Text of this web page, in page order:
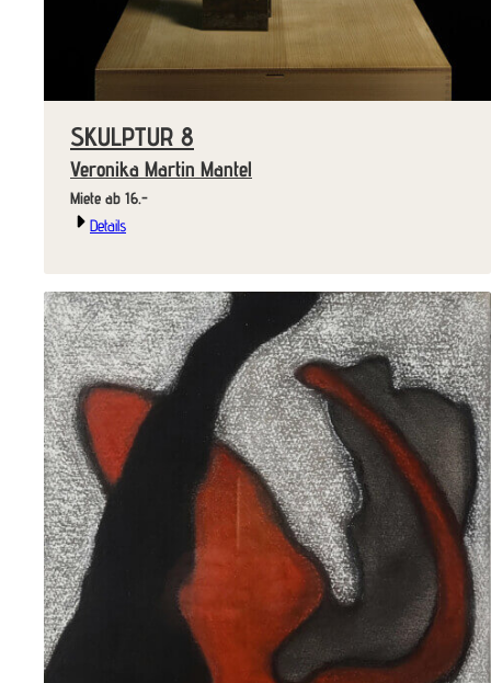
SKULPTUR 8
Veronika Martin Mantel
Miete ab 16.-
Details